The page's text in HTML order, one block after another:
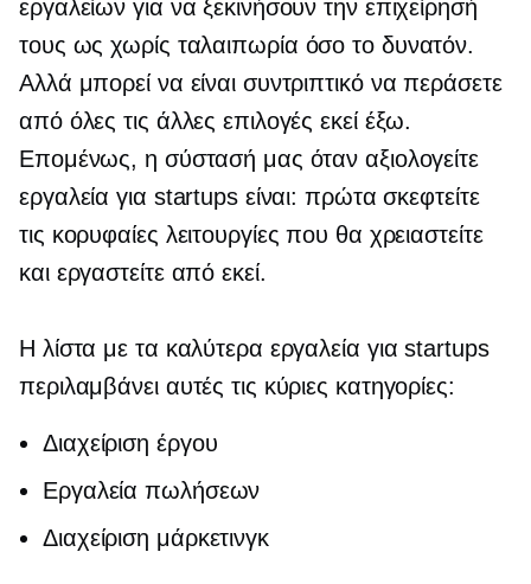
εργαλείων για να ξεκινήσουν την επιχείρησή
τους ωςχωρίς ταλαιπωρία όσο το δυνατόν.
Αλλά μπορεί να είναι συντριπτικό να περάσετε
από όλες τις άλλες επιλογές εκεί έξω.
Επομένως, η σύστασή μας όταν αξιολογείτε
εργαλεία για startups είναι: πρώτα σκεφτείτε
τις κορυφαίες λειτουργίες που θα χρειαστείτε
και εργαστείτε από εκεί.
Η λίστα με τα καλύτερα εργαλεία για startups
περιλαμβάνει αυτές τις κύριες κατηγορίες:
Διαχείριση έργου
Εργαλεία πωλήσεων
Διαχείριση μάρκετινγκ